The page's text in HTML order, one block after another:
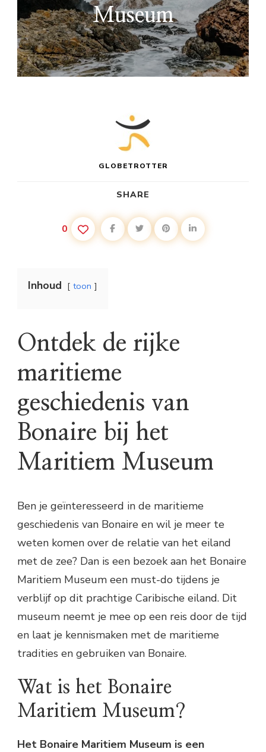
Museum
GLOBETROTTER
SHARE
0
Inhoud toon
Ontdek de rijke
maritieme
geschiedenis van
Bonaire bij het
Maritiem Museum
Ben je geïnteresseerd in de maritieme
geschiedenis van Bonaire en wil je meer te
weten komen over de relatie van het eiland
met de zee? Dan is een bezoek aan het Bonaire
Maritiem Museum een must-do tijdens je
verblijf op dit prachtige Caribische eiland. Dit
museum neemt je mee op een reis door de tijd
en laat je kennismaken met de maritieme
tradities en gebruiken van Bonaire.
Wat is het Bonaire
Maritiem Museum?
Het Bonaire Maritiem Museum is een